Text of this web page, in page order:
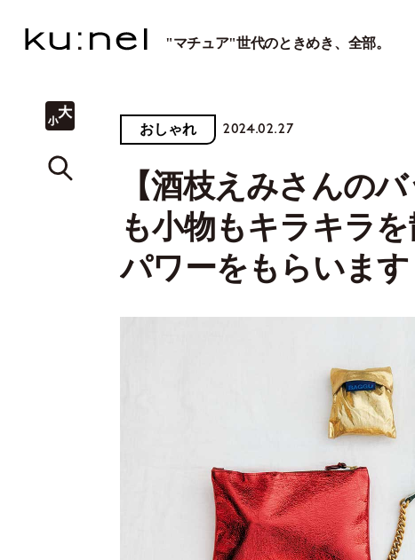
"マチュア"世代のときめき、全部。
おしゃれ 2024.02.27
【酒枝えみさんの
も小物もキラキラ
パワーをもらいます